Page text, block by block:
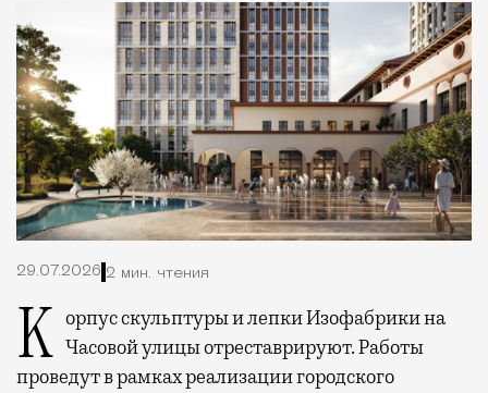
29.07.2026 2 мин. чтения
Корпус скульптуры и лепки Изофабрики на Часовой улицы отреставрируют. Работы
проведут в рамках реализации городского